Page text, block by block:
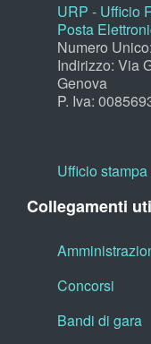
URP - Ufficio
Posta
Numero
Indirizzo: Via
Genova
P. Iva:
Ufficio
Collegamenti
Concorsi
Bandi di gara